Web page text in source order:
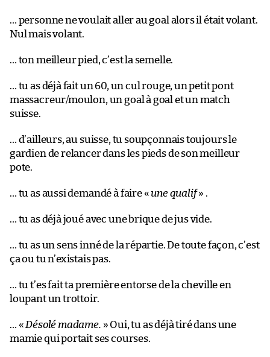
… personne ne voulait aller au goal alors il était volant.
Nul mais volant.
… ton meilleur pied, c’est la semelle.
… tu as déjà fait un 60, un cul rouge, un petit pont
massacreur/moulon, un goal à goal et un match
suisse.
… d’ailleurs, au suisse, tu soupçonnais toujours le
gardien de relancer dans les pieds de son meilleur
pote.
… tu as aussi demandé à faire «une qualif» .
… tu as déjà joué avec une brique de jus vide.
… tu as un sens inné de la répartie. De toute façon, c’est
ça ou tu n’existais pas.
… tu t’es fait ta première entorse de la cheville en
loupant un trottoir.
… « Désolé madame. » Oui, tu as déjà tiré dans une
mamie qui portait ses courses.